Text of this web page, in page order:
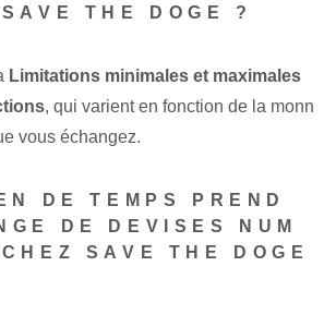
THE DOGE ?
Limitations minimales et maximales
, qui varient en fonction de la monn
vous échangez.
DE TEMPS PREND
DE DEVISES NUM
SAVE ‌THE DOGE